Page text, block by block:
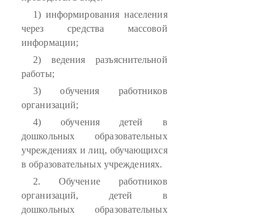
1) информирования населения
через средства массовой
информации;
2) ведения разъяснительной
работы;
3) обучения работников
организаций;
4) обучения детей в
дошкольных образовательных
учреждениях и лиц, обучающихся
в образовательных учреждениях.
2. Обучение работников
организаций, детей в
дошкольных образовательных